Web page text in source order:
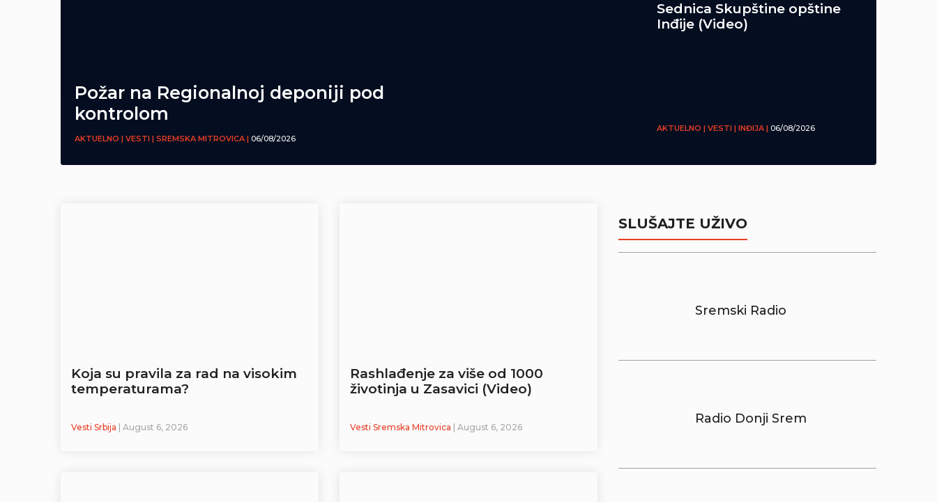
Požar na Regionalnoj deponiji pod
kontrolom
AKTUELNO | VESTI | SREMSKA MITROVICA | 06/08/2026
Sednica Skupštine opštine
Inđije (Video)
AKTUELNO | VESTI | INĐIJA | 06/08/2026
Koja su pravila za rad na visokim
temperaturama?
Vesti Srbija | August 6, 2026
Rashlađenje za više od 1000
životinja u Zasavici (Video)
Vesti Sremska Mitrovica | August 6, 2026
SLUŠAJTE UŽIVO
Sremski Radio
Radio Donji Srem